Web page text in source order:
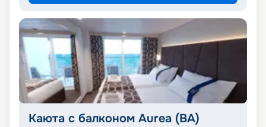
Каюта с балконом Aurea (BA)